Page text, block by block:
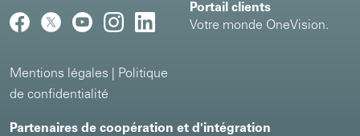
Mentions légales
Politique
de confidentialité
Portail clients
Votre monde OneVision.
Partenaires de coopération et d'intégration